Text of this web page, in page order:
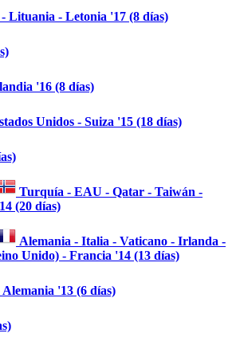
Lituania - Letonia '17 (8 días)
'16 (8 días)
Unidos - Suiza '15 (18 días)
Turquía - EAU - Qatar - Taiwán -
(20 días)
Alemania - Italia - Vaticano - Irlanda -
Unido) - Francia '14 (13 días)
'13 (6 días)